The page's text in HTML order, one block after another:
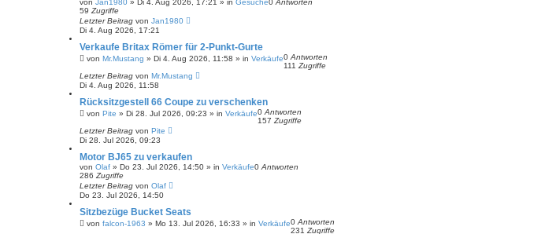
u
c
h
von Jan1980 » Di 4. Aug 2026, 17:21 » in Gesuche0 Antworten
59 Zugriffe
Letzter Beitrag von Jan1980
Di 4. Aug 2026, 17:21
Verkaufe Britax Römer für 2-Punkt-Gurte
von Mr.Mustang » Di 4. Aug 2026, 11:58 » in Verkäufe0 Antworten
111 Zugriffe
Letzter Beitrag von Mr.Mustang
Di 4. Aug 2026, 11:58
Rücksitzgestell 66 Coupe zu verschenken
von Pite » Di 28. Jul 2026, 09:23 » in Verkäufe0 Antworten
157 Zugriffe
Letzter Beitrag von Pite
Di 28. Jul 2026, 09:23
Motor BJ65 zu verkaufen
von Olaf » Do 23. Jul 2026, 14:50 » in Verkäufe0 Antworten
286 Zugriffe
Letzter Beitrag von Olaf
Do 23. Jul 2026, 14:50
Sitzbezüge Bucket Seats
von falcon-1963 » Mo 13. Jul 2026, 16:33 » in Verkäufe0 Antworten
231 Zugriffe